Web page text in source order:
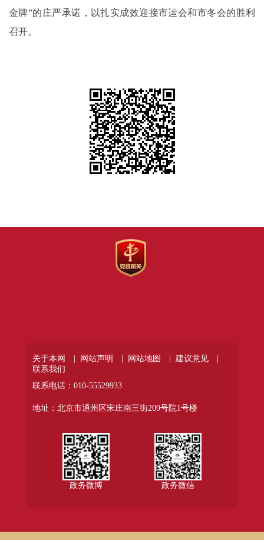
金牌”的庄严承诺，以扎实成效迎接市运会和市冬会的胜利
召开。
关于本网 | 网站声明 | 网站地图 |
建议意见 |
联系我们
联系电话：010-55529933
地址：北京市通州区宋庄南三街209号院1号楼
政务微博 政务微信